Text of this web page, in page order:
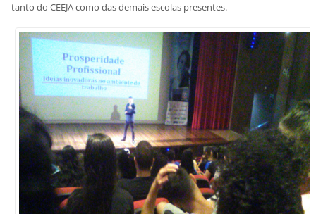
tanto do CEEJA como das demais escolas presentes.